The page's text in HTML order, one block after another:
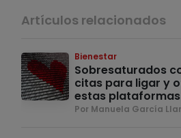
Artículos relacionados
Bienestar
Sobresaturados
citas para ligar y
estas plataformas
Por Manuela García